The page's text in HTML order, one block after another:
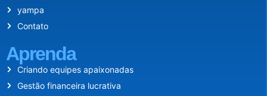
yampa
Contato
Aprenda
Criando equipes apaixonadas
Gestão financeira lucrativa